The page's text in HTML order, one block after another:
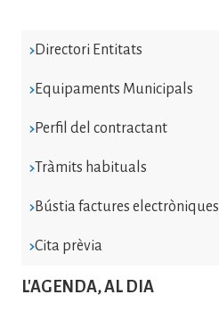
Directori Entitats
Equipaments Municipals
Perfil del contractant
Tràmits habituals
Bústia factures electròniques
Cita prèvia
L'AGENDA, AL DIA